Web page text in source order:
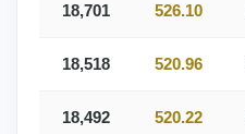
526.10
18,701
520.96
18,518
520.22
18,492